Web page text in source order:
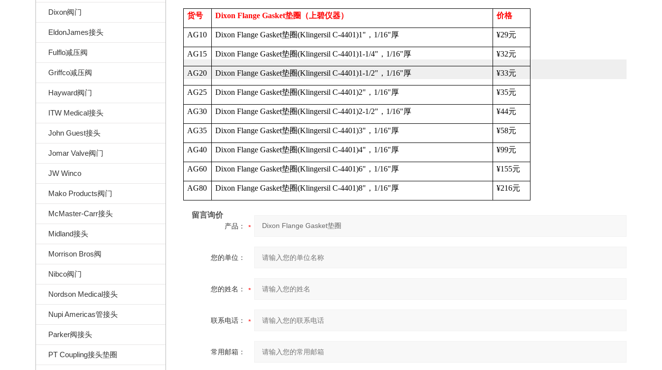
Dixon阀门
EldonJames接头
Fulflo减压阀
Griffco减压阀
Hayward阀门
ITW Medical接头
John Guest接头
Jomar Valve阀门
JW Winco
Mako Products阀门
McMaster-Carr接头
Midland接头
Morrison Bros阀
Nibco阀门
Nordson Medical接头
Nupi Americas管接头
Parker阀接头
PT Coupling接头垫圈
货号 Dixon Flange Gasket垫圈（上碧仪器） 价格
AG10 Dixon Flange Gasket垫圈(Klingersil C-4401)1" ， 1/16"厚 ¥29元
AG15 Dixon Flange Gasket垫圈(Klingersil C-4401)1-1/4" ， 1/16"厚 ¥32元
AG20 Dixon Flange Gasket垫圈(Klingersil C-4401)1-1/2" ， 1/16"厚 ¥33元
AG25 Dixon Flange Gasket垫圈(Klingersil C-4401)2" ， 1/16"厚 ¥35元
AG30 Dixon Flange Gasket垫圈(Klingersil C-4401)2-1/2" ， 1/16"厚 ¥44元
AG35 Dixon Flange Gasket垫圈(Klingersil C-4401)3" ， 1/16"厚 ¥58元
AG40 Dixon Flange Gasket垫圈(Klingersil C-4401)4" ， 1/16"厚 ¥99元
AG60 Dixon Flange Gasket垫圈(Klingersil C-4401)6" ， 1/16"厚 ¥155元
AG80 Dixon Flange Gasket垫圈(Klingersil C-4401)8" ， 1/16"厚 ¥216元
留言询价
产品：
您的单位：
您的姓名：
联系电话：
常用邮箱：